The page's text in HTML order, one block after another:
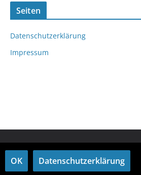
Seiten
Datenschutzerklärung
Impressum
OK Datenschutzerklärung